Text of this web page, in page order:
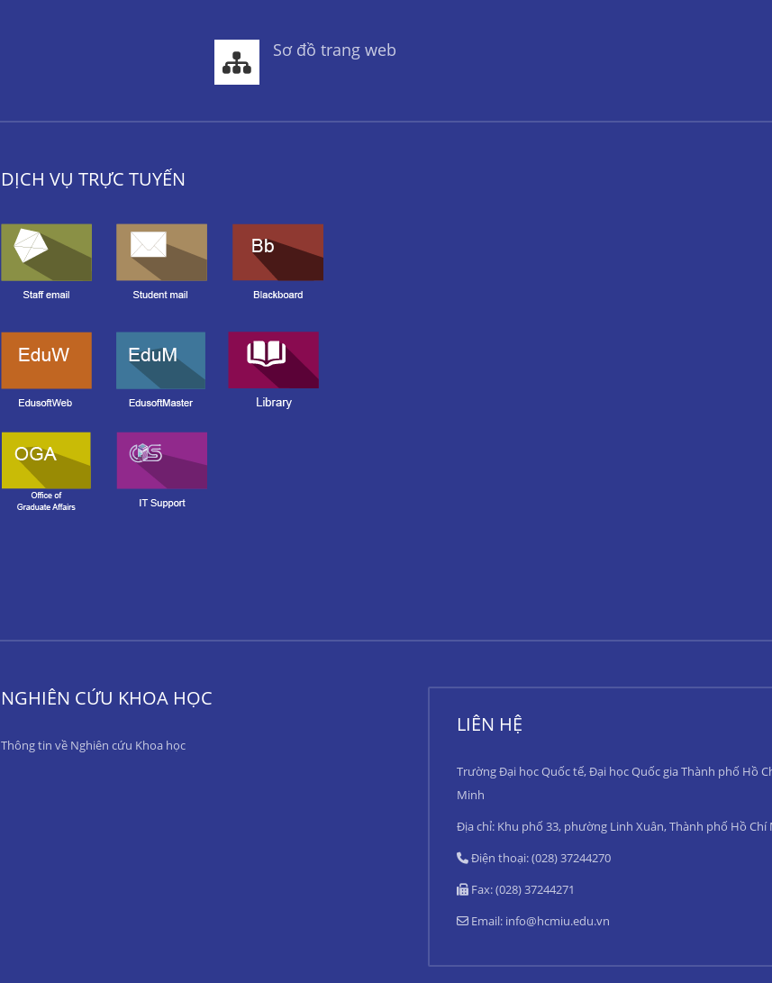
Sơ đồ trang web
DỊCH VỤ TRỰC TUYẾN
NGHIÊN CỨU KHOA HỌC
Thông tin về Nghiên cứu Khoa học
LIÊN HỆ
Trường Đại học Quốc tế, Đại học Quốc gia Thành phố Hồ
Minh
Địa chỉ: Khu phố 33, phường Linh Xuân, Thành phố Hồ Chí
Điện thoại: (028) 37244270
Fax: (028) 37244271
Email: info@hcmiu.edu.vn